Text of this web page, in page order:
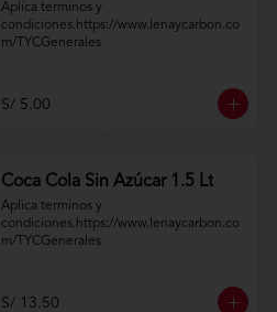
Aplica terminos y
condiciones.https://www.lenaycarbon.co
m/TYCGenerales
S/ 5.00
Coca Cola Sin Azúcar 1.5 Lt
Aplica terminos y
condiciones.https://www.lenaycarbon.co
m/TYCGenerales
S/ 13.50